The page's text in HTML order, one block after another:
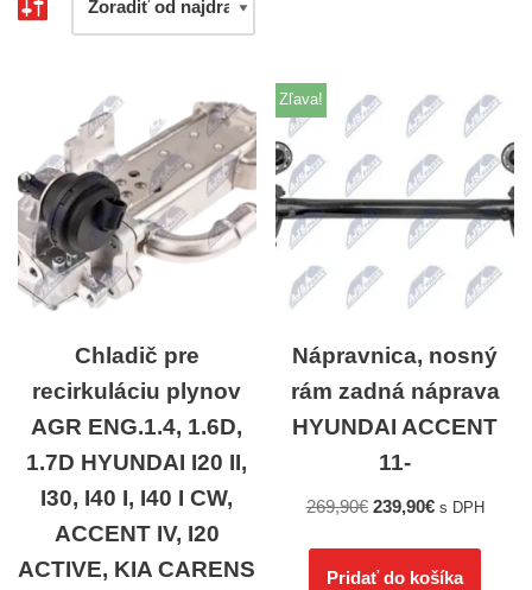
Chladič pre
recirkuláciu plynov
AGR ENG.1.4, 1.6D,
1.7D HYUNDAI I20 II,
I30, I40 I, I40 I CW,
ACCENT IV, I20
ACTIVE, KIA CARENS
Zľava!
Nápravnica, nosný
rám zadná náprava
HYUNDAI ACCENT
11-
269,90€ 239,90€ s DPH
Pridať do košíka